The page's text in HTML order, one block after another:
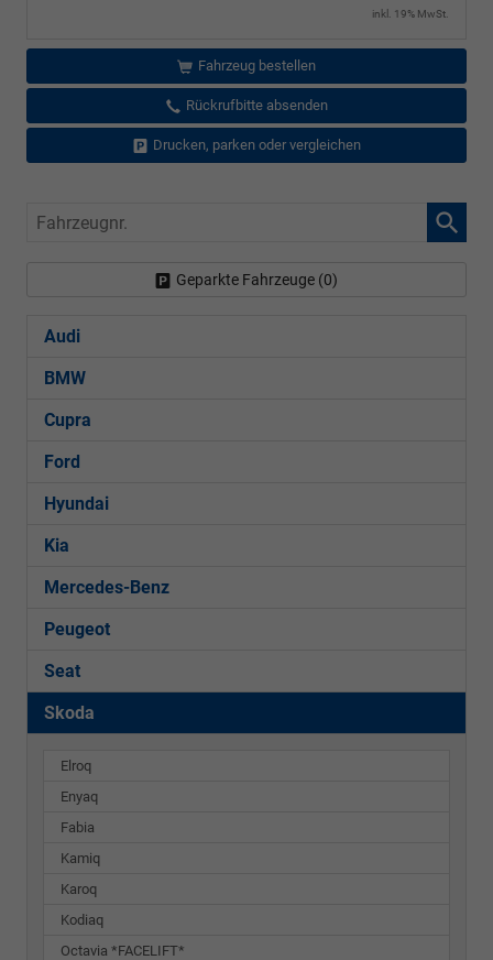
inkl. 19% MwSt.
Fahrzeug bestellen
Rückrufbitte absenden
Drucken, parken oder vergleichen
Fahrzeugnr.
Geparkte Fahrzeuge (0)
Audi
BMW
Cupra
Ford
Hyundai
Kia
Mercedes-Benz
Peugeot
Seat
Skoda
Elroq
Enyaq
Fabia
Kamiq
Karoq
Kodiaq
Octavia *FACELIFT*